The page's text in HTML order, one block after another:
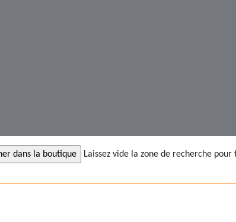
Laissez vide la zone de recherche